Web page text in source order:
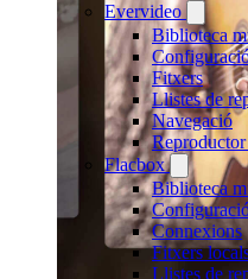
Evervideo
Biblioteca
Fitxers
Llistes de
Navegació
Flacbox
Biblioteca
Connexions
Fitxers
Llistes de